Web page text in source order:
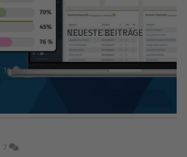
NEUESTEBEITRÄGE
14
7